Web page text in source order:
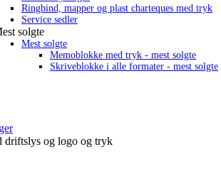
Ringbind, mapper og plast charteques med tryk
Service sedler
solgte
Mest solgte
Memoblokke med tryk - mest solgte
Skriveblokke i alle formater - mest solgte
driftslys og logo og tryk